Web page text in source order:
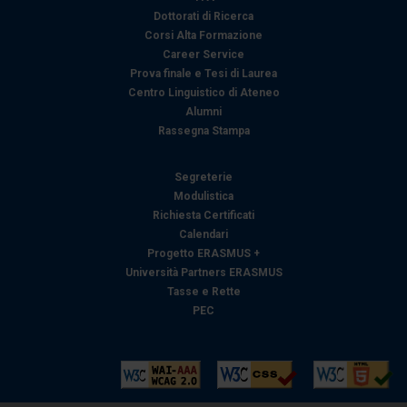
Dottorati di Ricerca
Corsi Alta Formazione
Career Service
Prova finale e Tesi di Laurea
Centro Linguistico di Ateneo
Alumni
Rassegna Stampa
Segreterie
Modulistica
Richiesta Certificati
Calendari
Progetto ERASMUS +
Università Partners ERASMUS
Tasse e Rette
PEC